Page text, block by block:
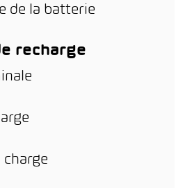
de la batterie
recharge
charge